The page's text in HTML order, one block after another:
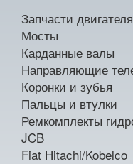
Запчасти двигателя
Мосты
Карданные валы
Направляющие
Коронки и зубья
Пальцы и втулки
Ремкомплекты
JCB
Fiat Hitachi/Kobelco